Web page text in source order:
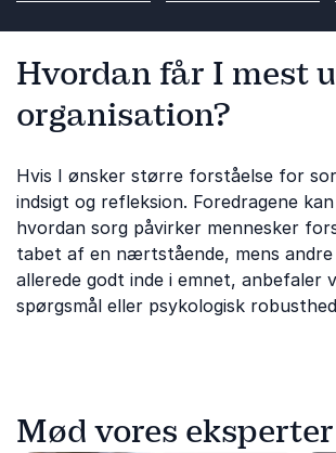
Hvordan får I mest
organisation?
Hvis I ønsker større forståelse for
indsigt og refleksion. Foredragene
hvordan sorg påvirker mennesker
tabet af en nærtstående, mens
allerede godt inde i emnet, anbefaler
spørgsmål eller psykologisk
Mød vores